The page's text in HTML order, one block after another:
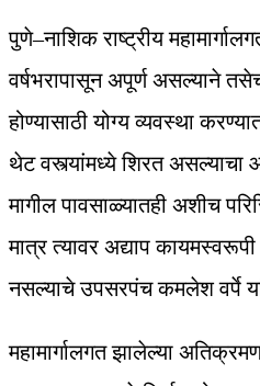
पुणे–नाशिक राष्ट्रीय
वर्षभरापासून अपूर्ण असल्याने
होण्यासाठी योग्य व्यवस्था
थेट वस्त्यांमध्ये शिरत असल्याचा
मागील पावसाळ्यातही अशीच
मात्र त्यावर अद्याप
नसल्याचे उपसरपंच कमलेश वर्पे
महामार्गालगत झालेल्या